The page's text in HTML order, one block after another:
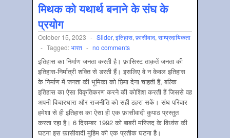
मिथक को यथार्थ बनाने के संघ के
प्रयोग
October 15, 2023 - Slider, इतिहास, फ़ासीवाद, साम्‍प्रदायिकता
- Tagged:भारत - no comments
इतिहास का निर्माण जनता करती है। फ़ासिस्ट ताक़तें जनता की
इतिहास-निर्मात्री शक्ति से डरती हैं। इसलिए वे न केवल इतिहास
के निर्माण में जनता की भूमिका को छिपा देना चाहती हैं, बल्कि
इतिहास का ऐसा विकृतिकरण करने की कोशिश करती हैं जिससे वह
अपनी विचारधारा और राजनीति को सही ठहरा सकें। संघ परिवार
हमेशा से ही इतिहास का ऐसा ही एक फ़ासीवादी कुपाठ प्रस्तुत
करता रहा है। 6 दिसम्बर 1992 को बाबरी मस्जिद के विध्वंस की
घटना इस फ़ासीवादी मुहिम की एक प्रतीक घटना है।